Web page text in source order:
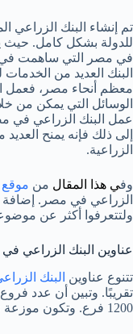
للدولة بشكل كامل. حيث
في مصر التي ساهمت في
البنك العديد من
معظم أنحاء مصر، فعمل
الوسائل التي يمكن من
عمل البنك الزراعي في
إلى ذلك فإنه يمنح
الزراعية.
وفي هذا المقال من
الزراعي في مصر. إضافة
ولتتعرفوا أكثر عن
عناوين البنك الزراعي
تتنوع عناوين البنك
تقريبًا. وتبين أن عدد
1200 فرع. وتكون موزعة في العناوين التالية: